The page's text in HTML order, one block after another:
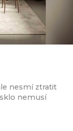
nesmí ztratit
nemusí